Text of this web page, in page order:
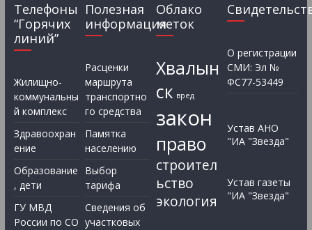
Телефоны
“Горячих
линий”
Жилищно-
коммунальны
й комплекс
Здравоохран
ение
Образование
, дети
ГУ МВД
России по СО
Полезная
информация
Расценки
маршрута
транспортно
го средства
Памятка
населению
Выбор
тарифа
Сведения об
участковых
Облако
меток
Хвалын
ск вред
закон
право
строител
ьство
экология
О регистрации
СМИ: Эл №
ФС77-53449
Устав АНО
"ИА "Звезда"
Устав газеты
"ИА "Звезда"